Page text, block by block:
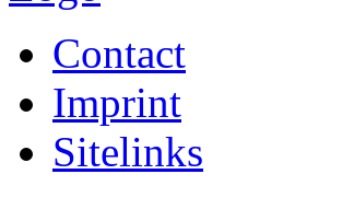
Contact
Imprint
Sitelinks